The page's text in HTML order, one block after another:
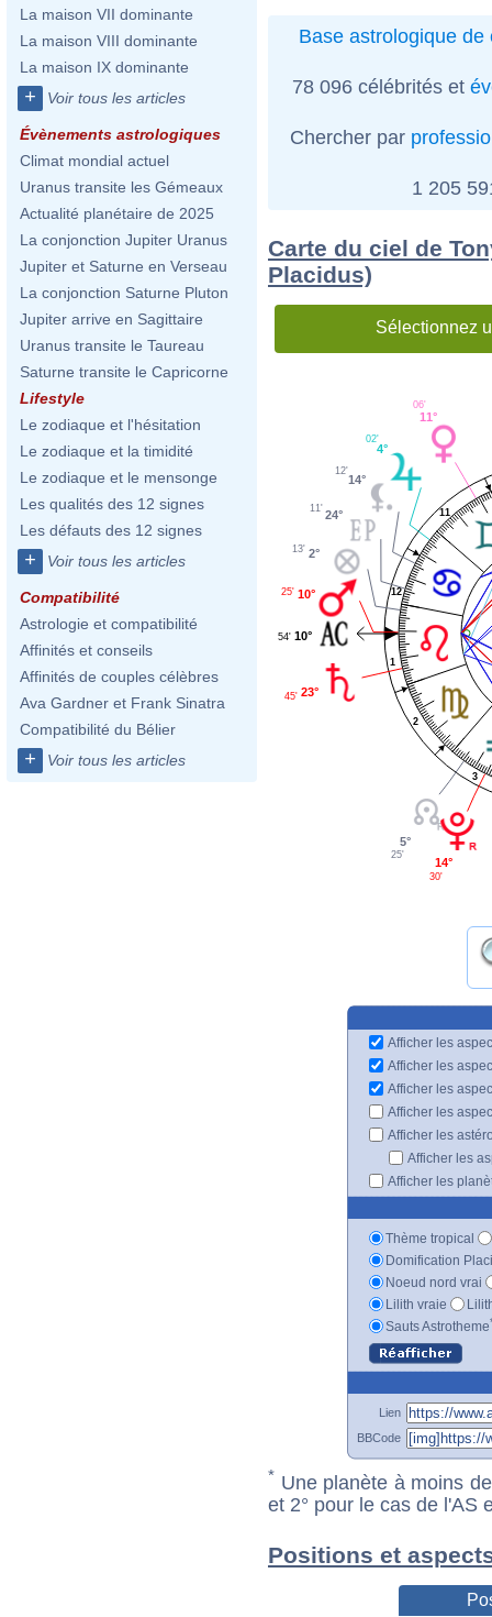
La maison VII dominante
La maison VIII dominante
La maison IX dominante
+ Voir tous les articles
Évènements astrologiques
Climat mondial actuel
Uranus transite les Gémeaux
Actualité planétaire de 2025
La conjonction Jupiter Uranus
Jupiter et Saturne en Verseau
La conjonction Saturne Pluton
Jupiter arrive en Sagittaire
Uranus transite le Taureau
Saturne transite le Capricorne
Lifestyle
Le zodiaque et l'hésitation
Le zodiaque et la timidité
Le zodiaque et le mensonge
Les qualités des 12 signes
Les défauts des 12 signes
+ Voir tous les articles
Compatibilité
Astrologie et compatibilité
Affinités et conseils
Affinités de couples célèbres
Ava Gardner et Frank Sinatra
Compatibilité du Bélier
+ Voir tous les articles
Base astrologique de
78 096 célébrités et
Chercher par
1 205
Carte du ciel de
Placidus)
Sélectionnez
1
2
3
11
12
11°
06'
4°
02'
14°
12'
24°
11'
2°
13'
10°
25'
10°
54'
23°
45'
5°
25'
14°
30'
Afficher les
Afficher les
Afficher les
Afficher les
Afficher les
Afficher les
Afficher les
Thème tropical
Domification
Noeud nord vrai
Lilith vraie
Sauts Astrotheme
Lien
BBCode
* Une planète à moins
et 2° pour le cas de l'AS
Positions et